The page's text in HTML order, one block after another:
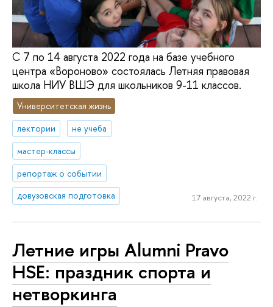
С 7 по 14 августа 2022 года на базе учебного
центра «Вороново» состоялась Летняя правовая
школа НИУ ВШЭ для школьников 9-11 классов.
Университетская жизнь
лектории
не учеба
мастер-классы
репортаж о событии
довузовская подготовка
17 августа, 2022 г.
Летние игры Alumni Pravo
HSE: праздник спорта и
нетворкинга